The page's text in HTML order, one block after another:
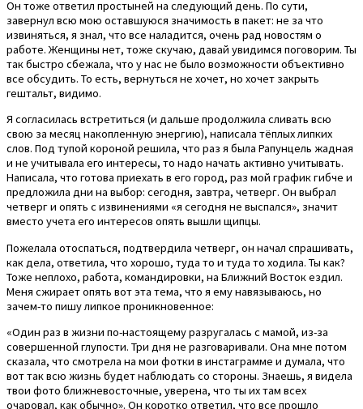
Он тоже ответил простыней на следующий день. По сути,
завернул всю мою оставшуюся значимость в пакет: не за что
извиняться, я знал, что все наладится, очень рад новостям о
работе. Женщины нет, тоже скучаю, давай увидимся поговорим. Ты
так быстро сбежала, что у нас не было возможности объективно
все обсудить. То есть, вернуться не хочет, но хочет закрыть
гештальт, видимо.
Я согласилась встретиться (и дальше продолжила сливать всю
свою за месяц накопленную энергию), написала тёплых липких
слов. Под тупой короной решила, что раз я была Рапунцель жадная
и не учитывала его интересы, то надо начать активно учитывать.
Написала, что готова приехать в его город, раз мой график гибче и
предложила дни на выбор: сегодня, завтра, четверг. Он выбрал
четверг и опять с извинениями «я сегодня не выспался», значит
вместо учета его интересов опять вышли щипцы.
Пожелала отоспаться, подтвердила четверг, он начал спрашивать,
как дела, ответила, что хорошо, туда то и туда то ходила. Ты как?
Тоже неплохо, работа, командировки, на Ближний Восток ездил.
Меня сжирает опять вот эта тема, что я ему навязываюсь, но
зачем-то пишу липкое проникновенное:
«Один раз в жизни по-настоящему разругалась с мамой, из-за
совершенной глупости. Три дня не разговаривали. Она мне потом
сказала, что смотрела на мои фотки в инстаграмме и думала, что
вот так всю жизнь будет наблюдать со стороны. Знаешь, я видела
твои фото ближневосточные, уверена, что ты их там всех
очаровал, как обычно». Он коротко ответил, что все прошло